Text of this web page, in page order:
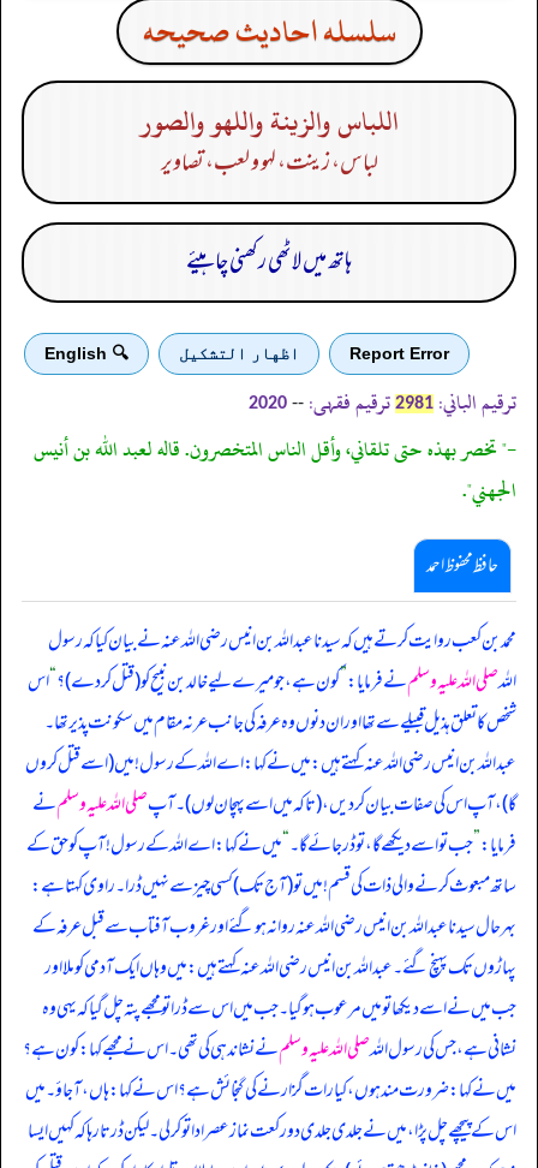
سلسله احاديث صحيحه
اللباس والزينة واللهو والصور
لباس، زینت، لہو و لعب، تصاویر
ہاتھ میں لاٹھی رکھنی چاہیئے
Report Error اظهار التشكيل 🔍 English
ترقیم الباني: 2981 ترقیم فقہی: --
2020
-" تخصر بهذه حتى تلقاني، وأقل الناس المتخصرون. قاله لعبد الله بن أنيس
الجهني".
حافظ محفوظ احمد
محمد بن کعب روایت کرتے ہیں کہ سیدنا عبداللہ بن انیس رضی اللہ عنہ نے بیان کیا کہ رسول
اللہصلی اللہ علیہ وسلمنے فرمایا:”کون ہے، جو میرے لیے خالد بن نبیح کو (قتل کر دے)؟“اس
شخص کا تعلق ہذیل قبیلے سے تھا اور ان دنوں وہ عرفہ کی جانب عرنہ مقام میں سکونت پذیر تھا۔
عبداللہ بن انیس رضی اللہ عنہ کہتے ہیں: میں نے کہا: اے اللہ کے رسول! میں (اسے قتل کروں
گا)، آپ اس کی صفات بیان کر دیں، (تاکہ میں اسے پہچان لوں)۔ آپصلی اللہ علیہ وسلمنے
فرمایا:”جب تو اسے دیکھے گا، تو ڈر جائے گا۔“میں نے کہا: اے اللہ کے رسول! آپ کو حق کے
ساتھ مبعوث کرنے والی ذات کی قسم! میں تو (آج تک) کسی چیز سے نہیں ڈرا۔ راوی کہتا ہے:
بہرحال سیدنا عبداللہ بن انیس رضی اللہ عنہ روانہ ہو گئے اور غروب آفتاب سے قبل عرفہ کے
پہاڑوں تک پہنچ گئے۔ عبداللہ بن انیس رضی اللہ عنہ کہتے ہیں: میں وہاں ایک آدمی کو ملا اور
جب میں نے اسے دیکھا تو میں مرعوب ہو گیا۔ جب میں اس سے ڈرا تو مجھے پتہ چل گیا کہ یہی وہ
نشانی ہے، جس کی رسول اللہصلی اللہ علیہ وسلمنے نشاندہی کی تھی۔ اس نے مجھے کہا: کون ہے؟
میں نے کہا: ضرورت مند ہوں، کیا رات گزارنے کی گنجائش ہے؟ اس نے کہا: ہاں، آ جاؤ۔ میں
اس کے پیچھے چل پڑا، میں نے جلدی جلدی دو رکعت نماز عصر ادا تو کر لی۔ لیکن ڈرتا رہا کہ کہیں ایسا